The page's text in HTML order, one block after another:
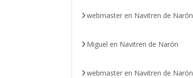
webmaster en Navitren de Narón
Miguel en Navitren de Narón
webmaster en Navitren de Narón